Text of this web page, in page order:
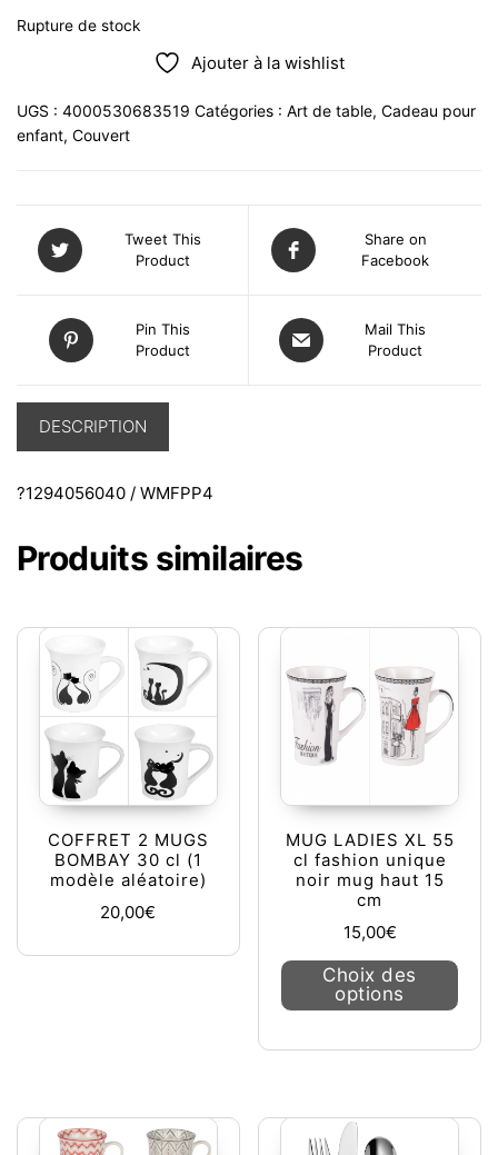
Rupture de stock
Ajouter à la wishlist
UGS : 4000530683519 Catégories : Art de table, Cadeau pour
enfant, Couvert
Tweet This
Product
Share on
Facebook
Pin This
Product
Mail This
Product
DESCRIPTION
?1294056040 / WMFPP4
Produits similaires
COFFRET 2 MUGS
BOMBAY 30 cl (1
modèle aléatoire)
20,00€
MUG LADIES XL 55
cl fashion unique
noir mug haut 15
cm
15,00€
Choix des
options